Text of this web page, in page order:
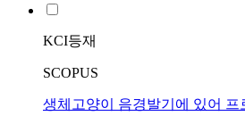
KCI등재
SCOPUS
생체고양이 음경발기에 있어 프